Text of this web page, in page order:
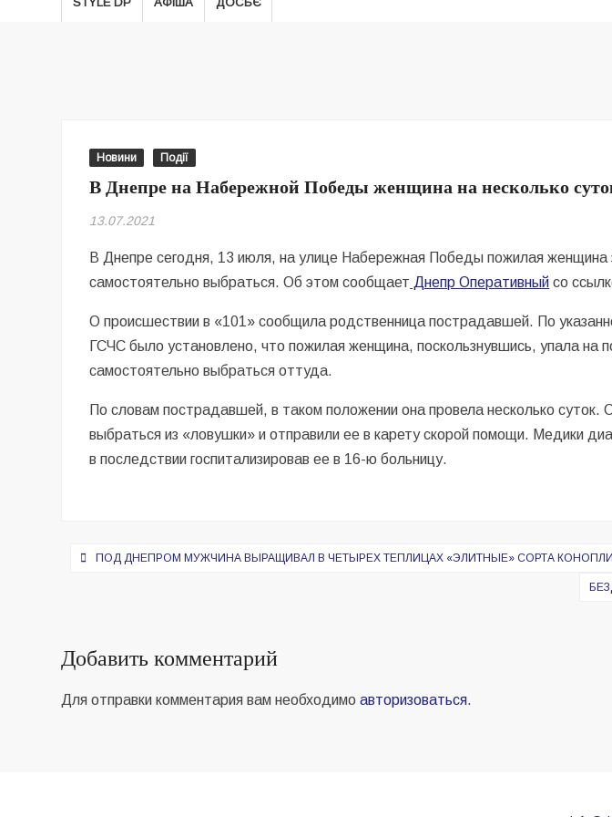
Новини Події
В Днепре на Набережной Победы женщина на несколько
13.07.2021
В Днепре сегодня, 13 июля, на улице Набережная Победы пожилая женщина
самостоятельно выбраться. Об этом сообщает Днепр Оперативный со
О происшествии в «101» сообщила родственница пострадавшей. По
ГСЧС было установлено, что пожилая женщина, поскользнувшись, упала на
самостоятельно выбраться оттуда.
По словам пострадавшей, в таком положении она провела несколько
выбраться из «ловушки» и отправили ее в карету скорой помощи. Медики
в последствии госпитализировав ее в 16-ю больницу.
Навигация
ПОД ДНЕПРОМ МУЖЧИНА ВЫРАЩИВАЛ В ЧЕТЫРЕХ ТЕПЛИЦАХ «ЭЛИТНЫЕ» СОРТА КОНОПЛИ
Добавить комментарий
Для отправки комментария вам необходимоавторизоваться.